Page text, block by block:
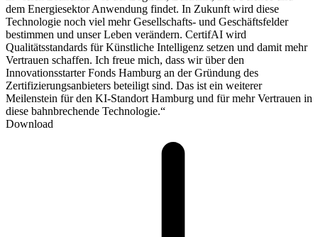
dem Energiesektor Anwendung findet. In Zukunft wird diese
Technologie noch viel mehr Gesellschafts- und Geschäftsfelder
bestimmen und unser Leben verändern. CertifAI wird
Qualitätsstandards für Künstliche Intelligenz setzen und damit mehr
Vertrauen schaffen. Ich freue mich, dass wir über den
Innovationsstarter Fonds Hamburg an der Gründung des
Zertifizierungsanbieters beteiligt sind. Das ist ein weiterer
Meilenstein für den KI-Standort Hamburg und für mehr Vertrauen in
diese bahnbrechende Technologie.“
Download